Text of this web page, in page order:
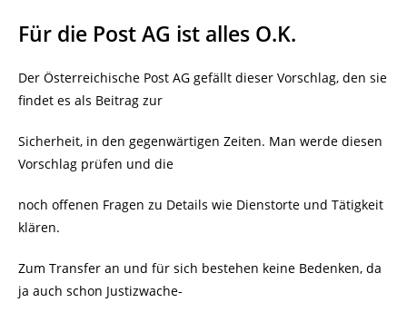
Für die Post AG ist alles O.K.
Der Österreichische Post AG gefällt dieser Vorschlag, den sie
findet es als Beitrag zur
Sicherheit, in den gegenwärtigen Zeiten. Man werde diesen
Vorschlag prüfen und die
noch offenen Fragen zu Details wie Dienstorte und Tätigkeit
klären.
Zum Transfer an und für sich bestehen keine Bedenken, da
ja auch schon Justizwache-